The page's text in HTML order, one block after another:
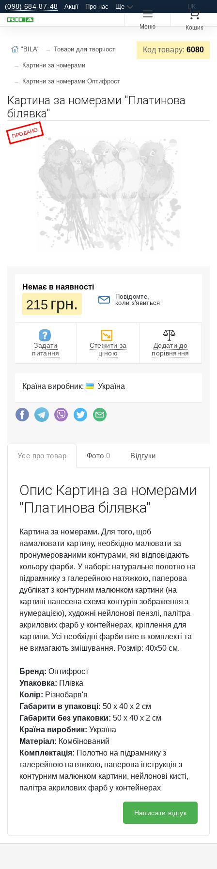
(098) 684-87-48 Акції Про нас Ще UK
Меню Кошик
Код товару: 6080
"BILA" Товари для творчості
Картини за номерами
Картини за номерами Оптифрост
Картина за номерами "Платинова
білявка"
ПРОДАНО
Немає в наявності
215 грн.
Повідомте,
коли з'явиться
Задати
питання
Стежити за
ціною
Додати до
порівняння
Країна виробник: Україна
Усе про товар Фото 0 Відгуки
Опис Картина за номерами
"Платинова білявка"
Картина за номерами. Для того, щоб
намалювати картину, необхідно малювати за
пронумерованими контурами, які відповідають
кольору фарби. У наборі: натуральне полотно на
підрамнику з галерейною натяжкою, паперова
дублікат з контурним малюнком картини (на
картині нанесена схема контурів зображення з
нумерацією), художні нейлонові пензлі, палітра
акрилових фарб у контейнерах, кріплення для
картини. Усі необхідні фарби вже в комплекті та
не вимагають змішування. Розмір: 40х50 см.
Бренд: Оптифрост
Упаковка: Плівка
Колір: Різнобарв'я
Габарити в упаковці: 50 x 40 x 2 см
Габарити без упаковки: 50 x 40 x 2 см
Країна виробник: Україна
Матеріал: Комбінований
Комплектація: Полотно на підрамнику з
галерейною натяжкою, паперова інструкція з
контурним малюнком картини, нейлонові кисті,
палітра акрилових фарб у контейнерах
Написати відгук